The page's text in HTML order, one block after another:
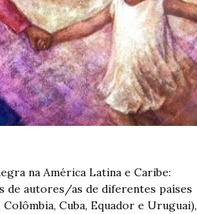
na América Latina e Caribe:
de autores/as de diferentes países
Cuba, Equador e Uruguai),